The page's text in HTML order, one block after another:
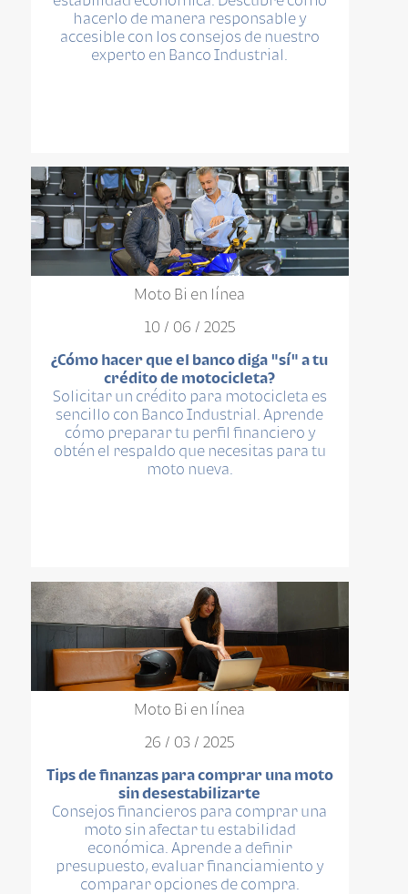
hacerlo de manera responsable y
accesible con los consejos de nuestro
experto en Banco Industrial.
Moto Bi en línea
10 / 06 / 2025
¿Cómo hacer que el banco diga "sí" a tu
crédito de motocicleta?
Solicitar un crédito para motocicleta es
sencillo con Banco Industrial. Aprende
cómo preparar tu perfil financiero y
obtén el respaldo que necesitas para tu
moto nueva.
Moto Bi en línea
26 / 03 / 2025
Tips de finanzas para comprar una moto
sin desestabilizarte
Consejos financieros para comprar una
moto sin afectar tu estabilidad
económica. Aprende a definir
presupuesto, evaluar financiamiento y
comparar opciones de compra.